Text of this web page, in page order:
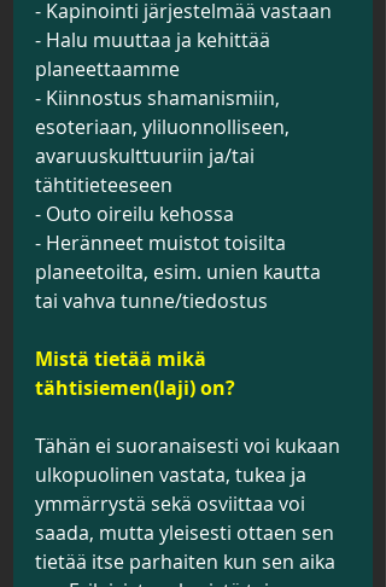
- Kapinointi järjestelmää vastaan
- Halu muuttaa ja kehittää
planeettaamme
- Kiinnostus shamanismiin,
esoteriaan, yliluonnolliseen,
avaruuskulttuuriin ja/tai
tähtitieteeseen
- Outo oireilu kehossa
- Heränneet muistot toisilta
planeetoilta, esim. unien kautta
tai vahva tunne/tiedostus
Mistä tietää mikä
tähtisiemen(laji) on?
Tähän ei suoranaisesti voi kukaan
ulkopuolinen vastata, tukea ja
ymmärrystä sekä osviittaa voi
saada, mutta yleisesti ottaen sen
tietää itse parhaiten kun sen aika